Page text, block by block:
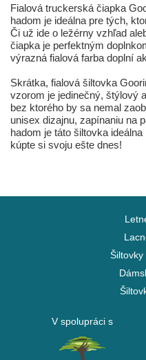
Fialová truckerská čiapka
hadom je ideálna pre tých,
Či už ide o ležérny vzhľad
čiapka je perfektným
výrazná fialová farba doplní
Skrátka, fialová šiltovka
vzorom je jedinečný, štýlový
bez ktorého by sa nemal
unisex dizajnu, zapínaniu na
hadom je táto šiltovka
kúpte si svoju ešte dnes!
V spolupráci s